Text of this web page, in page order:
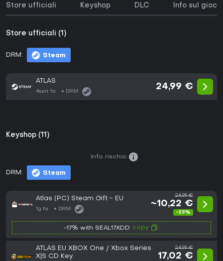
Store ufficiali Keyshop DLC Info sul gioco
Store ufficiali (1)
DRM: Steam
ATLAS
4sett fa DRM:
24,99 €
Keyshop (11)
DRM: Steam
Info rischio:
Atlas (PC) Steam Gift - EU
1g fa DRM:
24,99 €
~10,22 €
-59%
-17% with SEAL17XDD copy
ATLAS EU XBOX One / Xbox Series
X|S CD Key
24,99 €
17,02 €